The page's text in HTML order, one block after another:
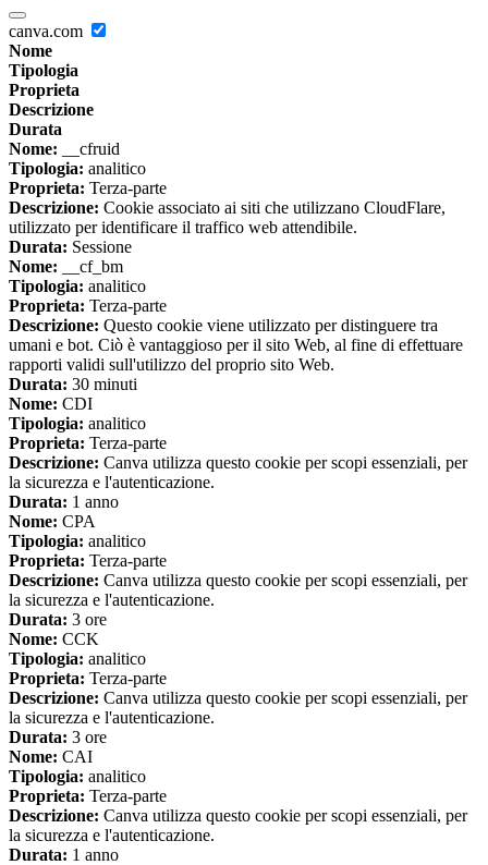
canva.com
Nome
Tipologia
Proprieta
Descrizione
Durata
Nome: __cfruid
Tipologia: analitico
Proprieta: Terza-parte
Descrizione: Cookie associato ai siti che utilizzano CloudFlare,
utilizzato per identificare il traffico web attendibile.
Durata: Sessione
Nome: __cf_bm
Tipologia: analitico
Proprieta: Terza-parte
Descrizione: Questo cookie viene utilizzato per distinguere tra
umani e bot. Ciò è vantaggioso per il sito Web, al fine di effettuare
rapporti validi sull'utilizzo del proprio sito Web.
Durata: 30 minuti
Nome: CDI
Tipologia: analitico
Proprieta: Terza-parte
Descrizione: Canva utilizza questo cookie per scopi essenziali, per
la sicurezza e l'autenticazione.
Durata: 1 anno
Nome: CPA
Tipologia: analitico
Proprieta: Terza-parte
Descrizione: Canva utilizza questo cookie per scopi essenziali, per
la sicurezza e l'autenticazione.
Durata: 3 ore
Nome: CCK
Tipologia: analitico
Proprieta: Terza-parte
Descrizione: Canva utilizza questo cookie per scopi essenziali, per
la sicurezza e l'autenticazione.
Durata: 3 ore
Nome: CAI
Tipologia: analitico
Proprieta: Terza-parte
Descrizione: Canva utilizza questo cookie per scopi essenziali, per
la sicurezza e l'autenticazione.
Durata: 1 anno